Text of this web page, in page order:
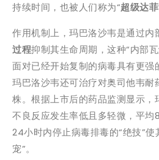
持续时间，也被人们称为“超级达菲
作用机制上，玛巴洛沙韦是通过内
过程抑制其生命周期，这种“内部
面对已经开始复制的病毒具有更强
玛巴洛沙韦还可治疗对奥司他韦耐
株。根据上市后的药品监测显示，
不良反应发生率低且多轻微，平
24小时内停止病毒排毒的“绝技”使
宠”。